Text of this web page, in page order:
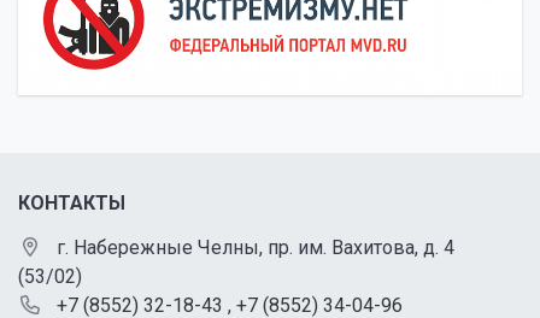
КОНТАКТЫ
г. Набережные Челны, пр. им. Вахитова, д. 4
(53/02)
+7 (8552) 32-18-43 , +7 (8552) 34-04-96